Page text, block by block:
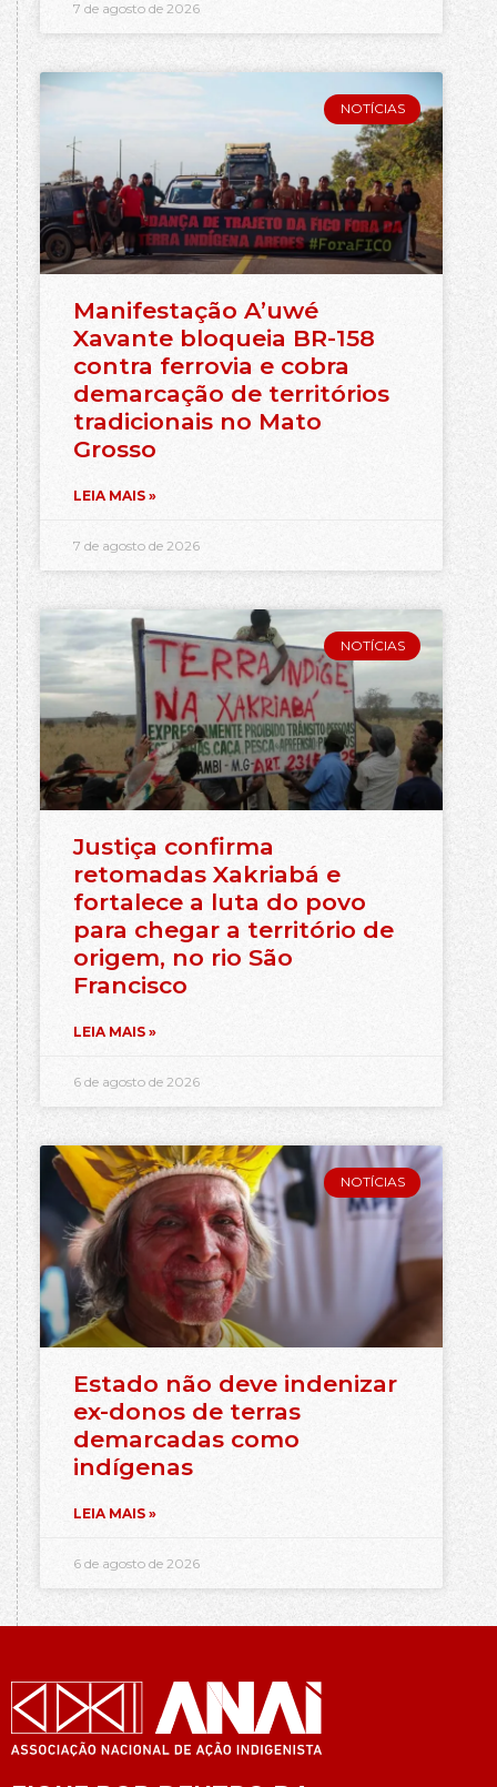
7 de agosto de 2026
NOTÍCIAS
Manifestação A’uwé
Xavante bloqueia BR-158
contra ferrovia e cobra
demarcação de territórios
tradicionais no Mato
Grosso
LEIA MAIS »
7 de agosto de 2026
NOTÍCIAS
Justiça confirma
retomadas Xakriabá e
fortalece a luta do povo
para chegar a território de
origem, no rio São
Francisco
LEIA MAIS »
6 de agosto de 2026
NOTÍCIAS
Estado não deve indenizar
ex-donos de terras
demarcadas como
indígenas
LEIA MAIS »
6 de agosto de 2026